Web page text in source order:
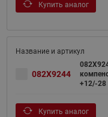
Купить аналог
082X9244
+12/-28
Купить аналог